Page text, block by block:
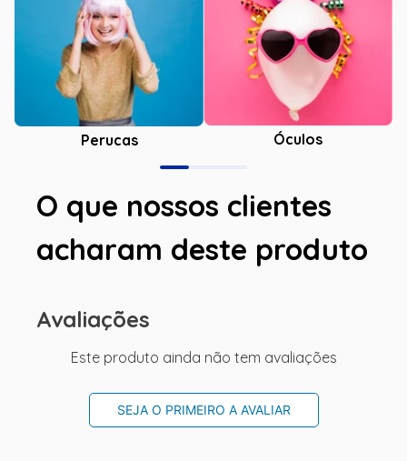
Perucas Óculos
O que nossos clientes
acharam deste produto
Avaliações
Este produto ainda não tem avaliações
SEJA O PRIMEIRO A AVALIAR